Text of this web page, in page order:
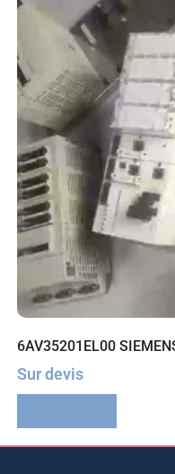
6AV35201EL00
Sur devis